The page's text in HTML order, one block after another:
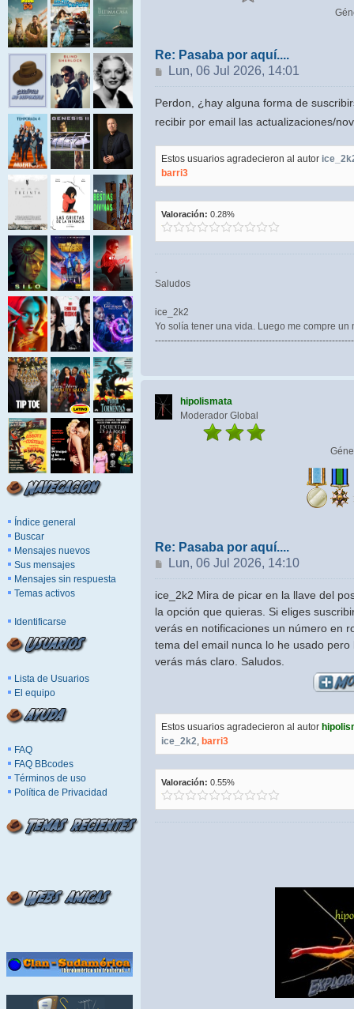
Índice general
Buscar
Mensajes nuevos
Sus mensajes
Mensajes sin respuesta
Temas activos
Identificarse
Lista de Usuarios
El equipo
FAQ
FAQ BBcodes
Términos de uso
Política de Privacidad
Re: Pasaba por aquí....
Mensaje
Lun, 06 Jul 2026, 14:01
Perdon, ¿hay alguna forma de
recibir por email las actualizaciones/
Estos usuarios agradecieron al autor
barri3
Valoración: 0.28%
.
Saludos
ice_2k2
Yo solía tener una vida. Luego me compre un
hipolismata
Moderador Global
Re: Pasaba por aquí....
Mensaje
Lun, 06 Jul 2026, 14:10
ice_2k2 Mira de picar en la llave del
la opción que quieras. Si eliges
verás en notificaciones un número en
tema del email nunca lo he usado
verás más claro. Saludos.
Estos usuarios agradecieron al autor
ice_2k2, barri3
Valoración: 0.55%